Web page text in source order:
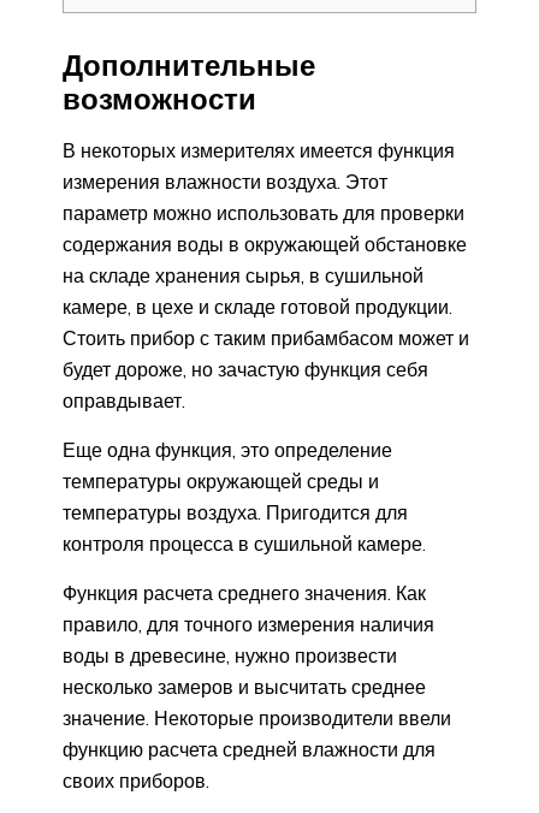
Дополнительные
возможности
В некоторых измерителях имеется функция
измерения влажности воздуха. Этот
параметр можно использовать для проверки
содержания воды в окружающей обстановке
на складе хранения сырья, в сушильной
камере, в цехе и складе готовой продукции.
Стоить прибор с таким прибамбасом может и
будет дороже, но зачастую функция себя
оправдывает.
Еще одна функция, это определение
температуры окружающей среды и
температуры воздуха. Пригодится для
контроля процесса в сушильной камере.
Функция расчета среднего значения. Как
правило, для точного измерения наличия
воды в древесине, нужно произвести
несколько замеров и высчитать среднее
значение. Некоторые производители ввели
функцию расчета средней влажности для
своих приборов.